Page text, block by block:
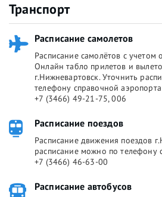
Транспорт
Расписание самолетов
Расписание самолётов с
Онлайн табло прилетов и
г.Нижневартовск. Уточнить
телефону справочной
+7 (3466) 49-21-75, 006
Расписание поездов
Расписание движения поездов
расписание можно по телефону
+7 (3466) 46-63-00
Расписание автобусов